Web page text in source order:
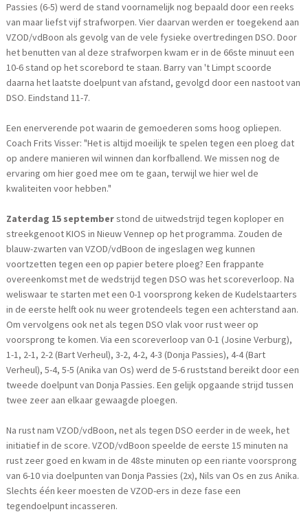
Passies (6-5) werd de stand voornamelijk nog bepaald door een reeks
van maar liefst vijf strafworpen. Vier daarvan werden er toegekend aan
VZOD/vdBoon als gevolg van de vele fysieke overtredingen DSO. Door
het benutten van al deze strafworpen kwam er in de 66ste minuut een
10-6 stand op het scorebord te staan. Barry van 't Limpt scoorde
daarna het laatste doelpunt van afstand, gevolgd door een nastoot van
DSO. Eindstand 11-7.
Een enerverende pot waarin de gemoederen soms hoog opliepen.
Coach Frits Visser: "Het is altijd moeilijk te spelen tegen een ploeg dat
op andere manieren wil winnen dan korfballend. We missen nog de
ervaring om hier goed mee om te gaan, terwijl we hier wel de
kwaliteiten voor hebben."
Zaterdag 15 septemberstond de uitwedstrijd tegen koploper en
streekgenoot KIOS in Nieuw Vennep op het programma. Zouden de
blauw-zwarten van VZOD/vdBoon de ingeslagen weg kunnen
voortzetten tegen een op papier betere ploeg? Een frappante
overeenkomst met de wedstrijd tegen DSO was het scoreverloop. Na
weliswaar te starten met een 0-1 voorsprong keken de Kudelstaarters
in de eerste helft ook nu weer grotendeels tegen een achterstand aan.
Om vervolgens ook net als tegen DSO vlak voor rust weer op
voorsprong te komen. Via een scoreverloop van 0-1 (Josine Verburg),
1-1, 2-1, 2-2 (Bart Verheul), 3-2, 4-2, 4-3 (Donja Passies), 4-4 (Bart
Verheul), 5-4, 5-5 (Anika van Os) werd de 5-6 ruststand bereikt door een
tweede doelpunt van Donja Passies. Een gelijk opgaande strijd tussen
twee zeer aan elkaar gewaagde ploegen.
Na rust nam VZOD/vdBoon, net als tegen DSO eerder in de week, het
initiatief in de score. VZOD/vdBoon speelde de eerste 15 minuten na
rust zeer goed en kwam in de 48ste minuten op een riante voorsprong
van 6-10 via doelpunten van Donja Passies (2x), Nils van Os en zus Anika.
Slechts één keer moesten de VZOD-ers in deze fase een
tegendoelpunt incasseren.